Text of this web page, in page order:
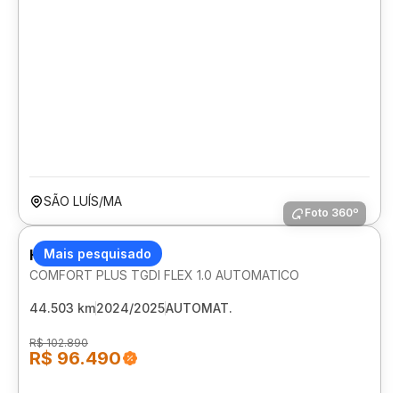
SÃO LUÍS/MA
Mais pesquisado
Foto 360º
HYUNDAI HB20S
COMFORT PLUS TGDI FLEX 1.0 AUTOMATICO
44.503 km2024/2025AUTOMAT.
R$ 102.890
R$ 96.490